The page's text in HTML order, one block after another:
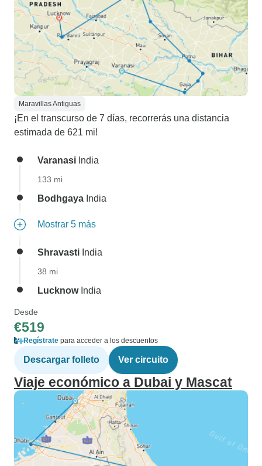
Maravillas Antiguas
¡En el transcurso de 7 días, recorrerás una distancia
estimada de 621 mi!
Varanasi India
133 mi
Bodhgaya India
Mostrar 5 más
Shravasti India
38 mi
LucknowIndia
Desde
€519
Regístrate para acceder a los descuentos
Descargar folleto Ver circuito
Viaje económico a Dubai y Mascat